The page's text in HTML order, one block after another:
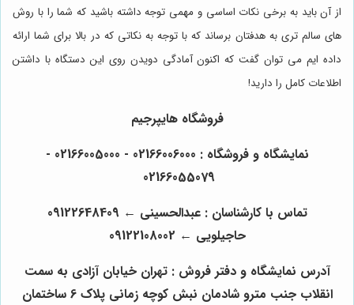
از آن باید به برخی نکات اساسی و مهمی توجه داشته باشید که شما را با روش
های سالم تری به هدفتان برساند که با توجه به نکاتی که در بالا برای شما ارائه
داده ایم می توان گفت که اکنون آمادگی دویدن روی این دستگاه با داشتن
اطلاعات کامل را دارید!
فروشگاه هایپرجیم
نمایشگاه و فروشگاه : 02166006000 - 02166005000 -
02166055079
تماس با کارشناسان : عبدالحسینی ←
09122648409
حاجیلویی ←
09122108002
آدرس نمایشگاه و دفتر فروش : تهران خیابان آزادی به سمت
انقلاب جنب مترو شادمان نبش کوچه زمانی پلاک 6 ساختمان